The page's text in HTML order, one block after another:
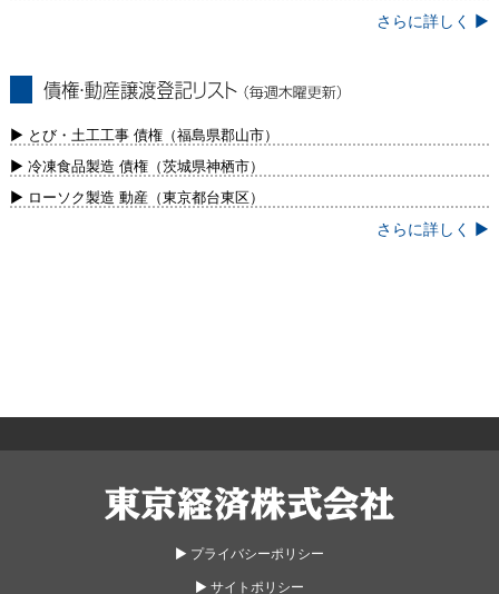
さらに詳しく ▶
新）
▶ とび・土工工事 債権（福島県郡山市）
▶ 冷凍食品製造 債権（茨城県神栖市）
▶ ローソク製造 動産（東京都台東区）
さらに詳しく ▶
▶︎ プライバシーポリシー
▶︎ サイトポリシー